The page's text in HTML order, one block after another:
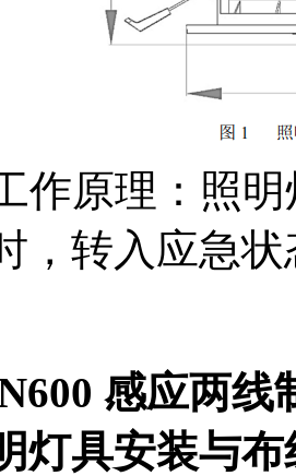
作原理：照
，转入应急
感应两
灯具安装与